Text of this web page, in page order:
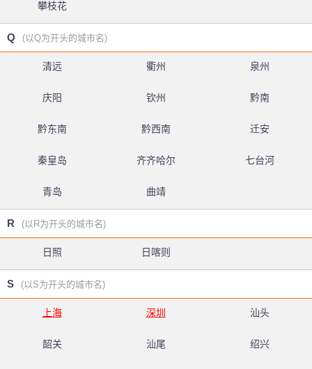
攀枝花
Q (以Q为开头的城市名)
清远 衢州 泉州
庆阳 钦州 黔南
黔东南 黔西南 迁安
秦皇岛 齐齐哈尔 七台河
青岛 曲靖
R (以R为开头的城市名)
日照 日喀则
S (以S为开头的城市名)
上海 深圳 汕头
韶关 汕尾 绍兴